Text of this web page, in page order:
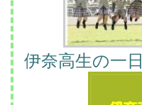
伊奈高生の一日